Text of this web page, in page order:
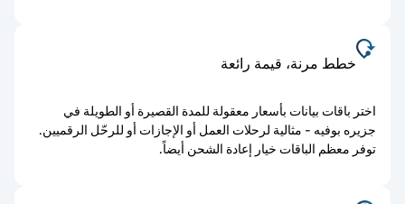
خطط مرنة، قيمة رائعة
اختر باقات بيانات بأسعار معقولة للمدة القصيرة أو الطويلة في
جزيره بوفيه - مثالية لرحلات العمل أو الإجازات أو للرحّل الرقميين.
توفر معظم الباقات خيار إعادة الشحن أيضاً.